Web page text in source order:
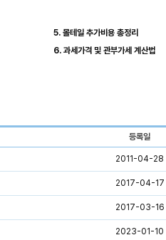
5. 몰테일 추가비용 총정리
6. 과세가격 및 관부가세 계산법
등록일
2011-04-28
2017-04-17
2017-03-16
2023-01-10